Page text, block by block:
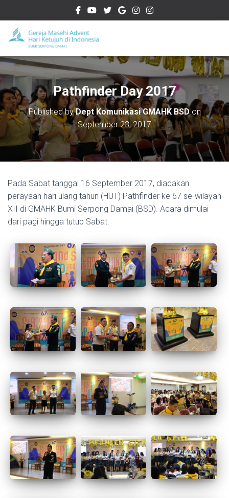
Pathfinder Day 2017
Published byDept Komunikasi GMAHK BSDon
September 23, 2017
Pada Sabat tanggal 16 September 2017, diadakan
perayaan hari ulang tahun (HUT) Pathfinder ke 67 se-wilayah
XII di GMAHK Bumi Serpong Damai (BSD). Acara dimulai
dari pagi hingga tutup Sabat.